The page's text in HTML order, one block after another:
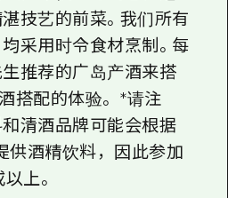
技艺的前菜。我们所有
采用时令食材烹制。每
推荐的广岛产酒来搭
搭配的体验。 *请注
清酒品牌可能会根据
供酒精饮料，因此参加
上。